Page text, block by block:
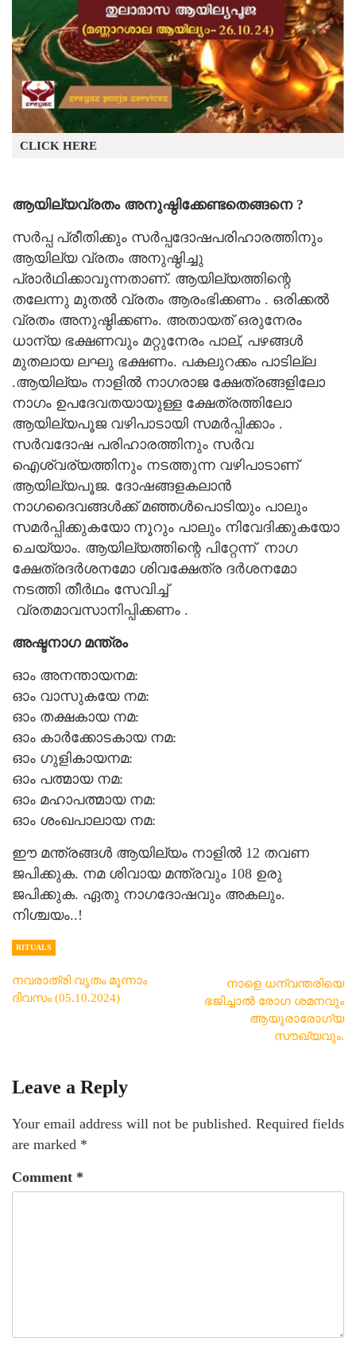
CLICK HERE
ആയില്യവ്രതം അനുഷ്ഠിക്കേണ്ടതെങ്ങനെ ?
സർപ്പ പ്രീതിക്കും സർപ്പദോഷപരിഹാരത്തിനും
ആയില്യ വ്രതം അനുഷ്ഠിച്ചു
പ്രാർഥിക്കാവുന്നതാണ്. ആയില്യത്തിന്റെ
തലേന്നു മുതൽ വ്രതം ആരംഭിക്കണം . ഒരിക്കൽ
വ്രതം അനുഷ്ഠിക്കണം. അതായത് ഒരുനേരം
ധാന്യ ഭക്ഷണവും മറ്റുനേരം പാല്, പഴങ്ങൾ
മുതലായ ലഘു ഭക്ഷണം. പകലുറക്കം പാടില്ല
.ആയില്യം നാളിൽ നാഗരാജ ക്ഷേത്രങ്ങളിലോ
നാഗം ഉപദേവതയായുള്ള ക്ഷേത്രത്തിലോ
ആയില്യപൂജ വഴിപാടായി സമർപ്പിക്കാം .
സർ‌വദോഷ പരിഹാരത്തിനും സർ‌വ
ഐശ്വര്യത്തിനും നടത്തുന്ന വഴിപാടാണ്
ആയില്യപൂജ. ദോഷങ്ങളകലാൻ
നാഗദൈവങ്ങള്‍ക്ക് മഞ്ഞള്‍പൊടിയും പാലും
സമര്‍പ്പിക്കുകയോ നൂറും പാലും നിവേദിക്കുകയോ
ചെയ്യാം. ആയില്യത്തിന്റെ പിറ്റേന്ന് നാഗ
ക്ഷേത്രദർശനമോ ശിവക്ഷേത്ര ദർശനമോ
നടത്തി തീർഥം സേവിച്ച്
വ്രതമാവസാനിപ്പിക്കണം .
അഷ്ടനാഗ മന്ത്രം
ഓം അനന്തായനമ:
ഓം വാസുകയേ നമ:
ഓം തക്ഷകായ നമ:
ഓം കാര്‍ക്കോടകായ നമ:
ഓം ഗുളികായനമ:
ഓം പത്മായ നമ:
ഓം മഹാപത്മായ നമ:
ഓം ശംഖപാലായ നമ:
ഈ മന്ത്രങ്ങൾ ആയില്യം നാളിൽ 12 തവണ
ജപിക്കുക. നമ ശിവായ മന്ത്രവും 108 ഉരു
ജപിക്കുക. ഏതു നാഗദോഷവും അകലും.
നിശ്ചയം..!
RITUALS
നവരാത്രി വൃതം മൂന്നാം
ദിവസം (05.10.2024)
നാളെ ധന്വന്തരിയെ
ഭജിച്ചാൽ രോഗ ശമനവും
ആയുരാരോഗ്യ
സൗഖ്യവും.
Leave a Reply
Your email address will not be published. Required fields
are marked *
Comment *